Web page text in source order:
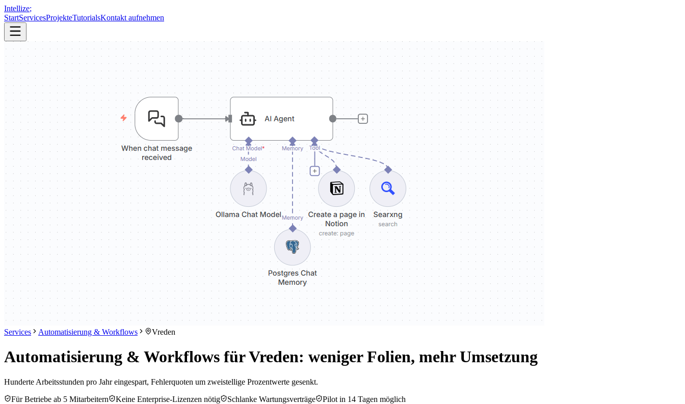
Intellize;
StartServicesProjekteTutorialsKontakt aufnehmen
Services Automatisierung & Workflows Vreden
Automatisierung & Workflows für Vreden: weniger Folien, mehr Umsetzung
Hunderte Arbeitsstunden pro Jahr eingespart, Fehlerquoten um zweistellige Prozentwerte gesenkt.
Für Betriebe ab 5 Mitarbeitern
Keine Enterprise-Lizenzen nötig Schlanke Wartungsverträge
Pilot in 14 Tagen möglich